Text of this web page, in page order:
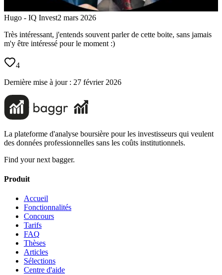
Hugo - IQ Invest2 mars 2026
Très intéressant, j'entends souvent parler de cette boite, sans jamais
m'y être intéressé pour le moment :)
4
Dernière mise à jour : 27 février 2026
La plateforme d'analyse boursière pour les investisseurs qui veulent
des données professionnelles sans les coûts institutionnels.
Find your next bagger.
Produit
Accueil
Fonctionnalités
Concours
Tarifs
FAQ
Thèses
Articles
Sélections
Centre d'aide